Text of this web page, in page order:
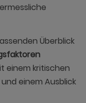
Überblick
einem kritischen
einem Ausblick